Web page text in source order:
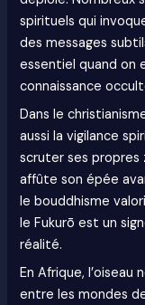
spirituels qui
des messages
essentiel quand on
connaissance
Dans le
aussi la vigilance
scruter ses propres
affûte son épée
le bouddhisme
le Fukurō est un
réalité.
En Afrique,
entre les mondes